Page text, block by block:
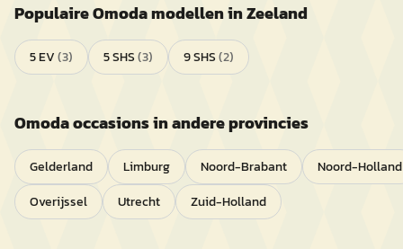
PopulaireOmodamodellen inZeeland
5 EV(3) 5 SHS(3) 9 SHS(2)
Omodaoccasions in andere provincies
Gelderland Limburg Noord-Brabant
Noord-Holland
Overijssel
Utrecht Zuid-Holland